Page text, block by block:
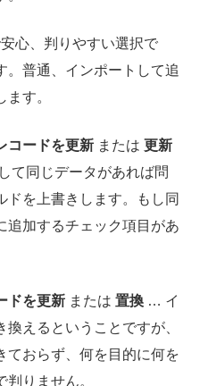
心、判りやすい選択で
。普通、インポートして追
す。
コードを更新 または 更新
て同じデータがあれば問
ドを上書きします。もし同
追加するチェック項目があ
ドを更新 または 置換 … イ
えるということですが、
ておらず、何を目的に何を
りません。